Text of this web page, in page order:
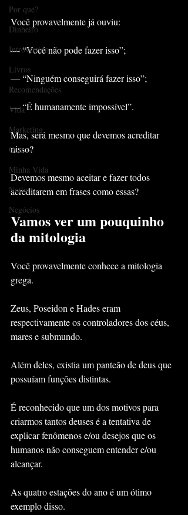
Por que?
Dinheiro
Introvertido
Livros
Recomendações
Vida
Marketing
Outros
Minha Vida
Notion
Negócios
Você provavelmente já ouviu:
— “Você não pode fazer isso”;
— “Ninguém conseguirá fazer isso”;
— “É humanamente impossível”.
Mas, será mesmo que devemos acreditar
nisso?
Devemos mesmo aceitar e fazer todos
acreditarem em frases como essas?
Vamos ver um pouquinho
da mitologia
Você provavelmente conhece a mitologia
grega.
Zeus, Poseidon e Hades eram
respectivamente os controladores dos céus,
mares e submundo.
Além deles, existia um panteão de deus que
possuíam funções distintas.
É reconhecido que um dos motivos para
criarmos tantos deuses é a tentativa de
explicar fenômenos e/ou desejos que os
humanos não conseguem entender e/ou
alcançar.
As quatro estações do ano é um ótimo
exemplo disso.